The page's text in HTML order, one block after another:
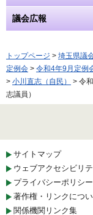
議会広報
トップページ > 埼玉県議
定例会 > 令和4年9月定例
> 小川直志（自民）
> 令
志議員）
サイトマップ
ウェブアクセシビリ
プライバシーポリシ
著作権・リンクにつ
関係機関リンク集